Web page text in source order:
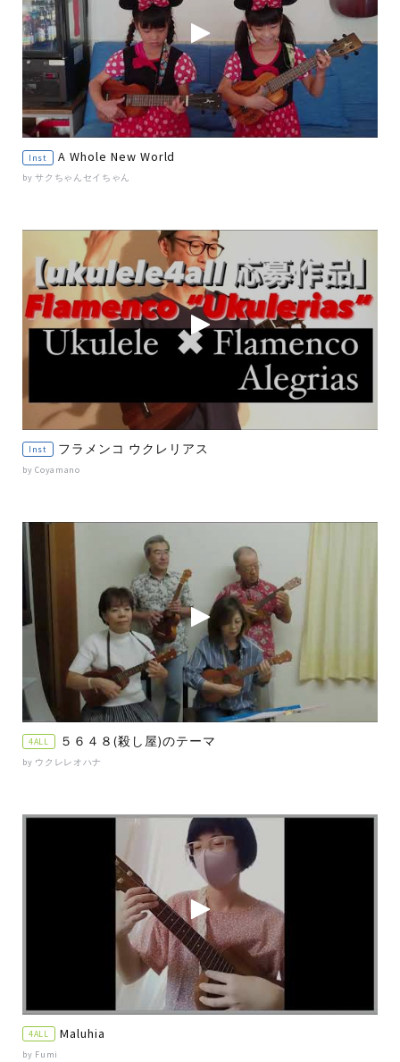
Inst A Whole New World
by サクちゃんセイちゃん
Inst フラメンコ ウクレリアス
by Coyamano
4ALL ５６４８(殺し屋)のテーマ
by ウクレレオハナ
4ALL Maluhia
by Fumi